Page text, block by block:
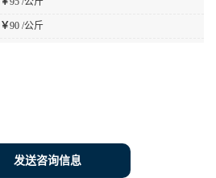
￥90 /公斤
发送咨询信息